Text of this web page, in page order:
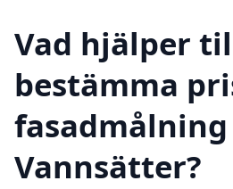
Vad hjälper
bestämma
Vannsätter?